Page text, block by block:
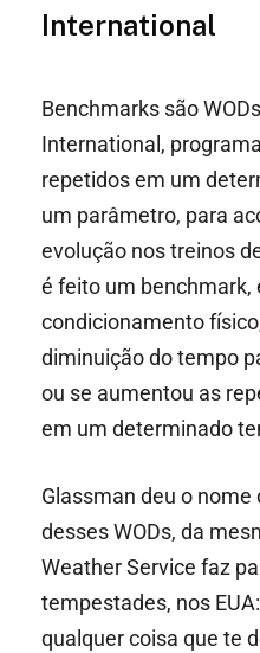
International
Benchmarks são
International,
repetidos em um
um parâmetro, para
evolução nos treinos
é feito um benchmark,
condicionamento
diminuição do tempo
ou se aumentou as
em um determinado
Glassman deu o
desses WODs, da
Weather Service faz
tempestades, nos
qualquer coisa que te